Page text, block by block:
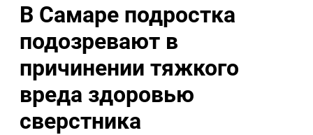
В Самаре подростка
подозревают в
причинении тяжкого
вреда здоровью
сверстника